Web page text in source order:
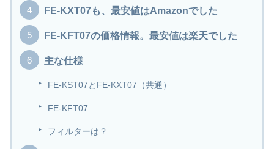
FE-KXT07も、最安値はAmazonでした
FE-KFT07の価格情報。最安値は楽天でした
主な仕様
FE-KST07とFE-KXT07（共通）
FE-KFT07
フィルターは？